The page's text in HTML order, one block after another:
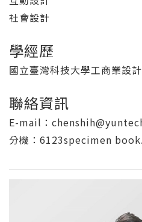
社會設計
學經歷
國立臺灣科技大學工商業設
聯絡資訊
E-mail：
分機 ：6123specimen book.